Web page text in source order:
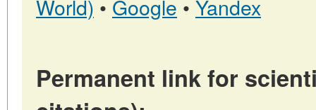
World) • Google • Yandex
Permanent link for